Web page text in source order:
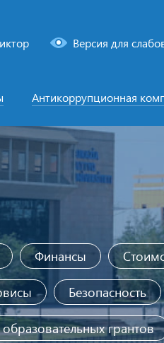
Версия для
Антикоррупционная
Финансы
Безопасность
грантов